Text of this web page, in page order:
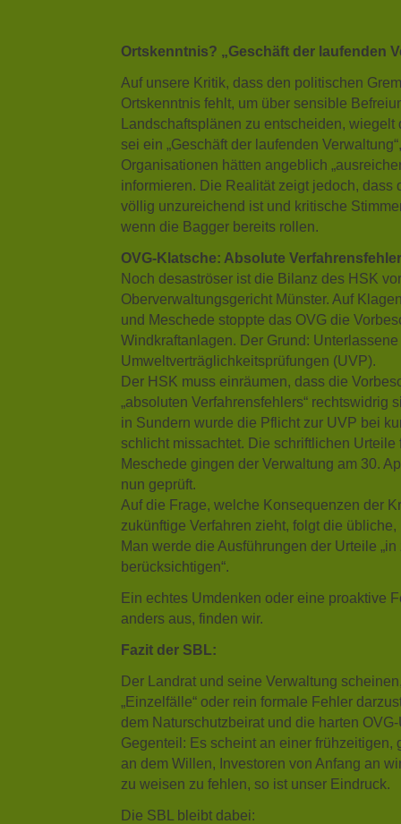
Ortskenntnis? „Geschäft der laufenden
Auf unsere Kritik, dass den politischen
Ortskenntnis fehlt, um über sensible
Landschaftsplänen zu entscheiden,
sei ein „Geschäft der laufenden
Organisationen hätten angeblich
informieren. Die Realität zeigt jedoch, dass
völlig unzureichend ist und kritische
wenn die Bagger bereits rollen.
OVG-Klatsche: Absolute
Noch desaströser ist die Bilanz des HSK
Oberverwaltungsgericht Münster. Auf
und Meschede stoppte das OVG die
Windkraftanlagen. Der Grund:
Umweltverträglichkeitsprüfungen (UVP).
Der HSK muss einräumen, dass die
„absoluten Verfahrensfehlers“ rechtswidrig
in Sundern wurde die Pflicht zur UVP bei
schlicht missachtet. Die schriftlichen Urteile
Meschede gingen der Verwaltung am 30.
nun geprüft.
Auf die Frage, welche Konsequenzen der
zukünftige Verfahren zieht, folgt die
Man werde die Ausführungen der Urteile
berücksichtigen“.
Ein echtes Umdenken oder eine proaktive
anders aus, finden wir.
Fazit der SBL:
Der Landrat und seine Verwaltung
„Einzelfälle“ oder rein formale Fehler
dem Naturschutzbeirat und die harten
Gegenteil: Es scheint an einer frühzeitigen,
an dem Willen, Investoren von Anfang an
zu weisen zu fehlen, so ist unser Eindruck.
Die SBL bleibt dabei: